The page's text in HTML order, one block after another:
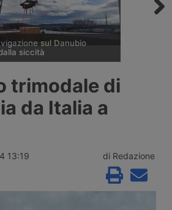
sul Danubio
siccità
Ungheria e Serbia,
commerciale e
le centrali energetiche di
e Djerdap a ridurre la
energia, con perdite già
i gruppi Verbund ed Edf.
trimodale di
da Italia a
13:19 di Redazione